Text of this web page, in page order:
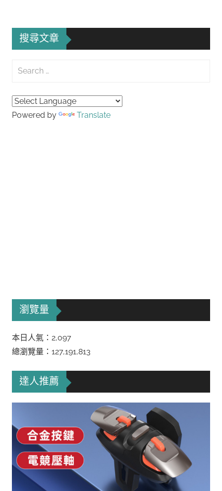
導
覽
搜尋文章
Search
Powered by Translate
瀏覽量
本日人氣：2,097
總瀏覽量：127,191,813
達人推薦